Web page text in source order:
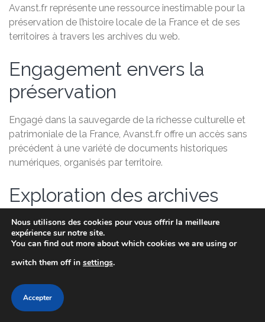
Avanst.fr représente une ressource inestimable pour la
préservation de l’histoire locale de la France et de ses
territoires à travers les archives du web.
Engagement envers la
préservation
Engagé dans la sauvegarde de la richesse culturelle et
patrimoniale de la France, Avanst.fr offre un accès sans
précédent à une variété de documents historiques
numériques, organisés par territoire.
Exploration des archives
numériques
Que vous soyez un chercheur passionné, un étudiant
curieux ou un habitant désireux de découvrir l’histoire de
web de Avanst.fr une mine d’informations précieuses et
captivantes.
Nous utilisons des cookies pour vous offrir la meilleure
expérience sur notre site.
You can find out more about which cookies we are using or
switch them off in settings.
Accepter